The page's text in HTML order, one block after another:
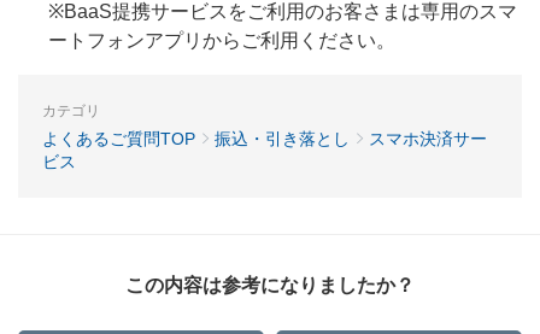
※BaaS提携サービスをご利用のお客さまは専用のスマ
ートフォンアプリからご利用ください。
カテゴリ
よくあるご質問TOP 振込・引き落とし
スマホ決済サー
ビス
この内容は参考になりましたか？